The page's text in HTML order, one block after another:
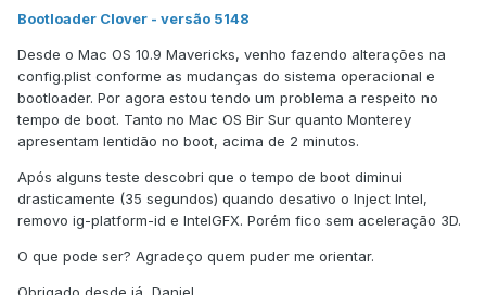
Bootloader Clover - versão 5148
Desde o Mac OS 10.9 Mavericks, venho fazendo alterações na
config.plist conforme as mudanças do sistema operacional e
bootloader. Por agora estou tendo um problema a respeito no
tempo de boot. Tanto no Mac OS Bir Sur quanto Monterey
apresentam lentidão no boot, acima de 2 minutos.
Após alguns teste descobri que o tempo de boot diminui
drasticamente (35 segundos) quando desativo o Inject Intel,
removo ig-platform-id e IntelGFX. Porém fico sem aceleração 3D.
O que pode ser? Agradeço quem puder me orientar.